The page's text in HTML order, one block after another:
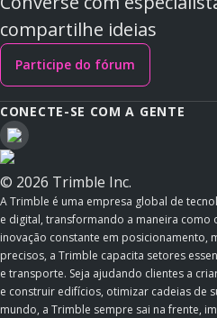
compartilhe ideias
Participe do fórum
CONECTE-SE COM A GENTE
© 2026 Trimble Inc.
A Trimble é uma empresa global de
e digital, transformando a maneira como
inovação constante em posicionamento,
precisos, a Trimble capacita setores
e transporte. Seja ajudando clientes a
e construir edifícios, otimizar cadeias de
mundo, a Trimble sempre sai na frente,